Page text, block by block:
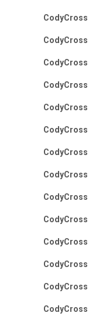
CodyCross
CodyCross